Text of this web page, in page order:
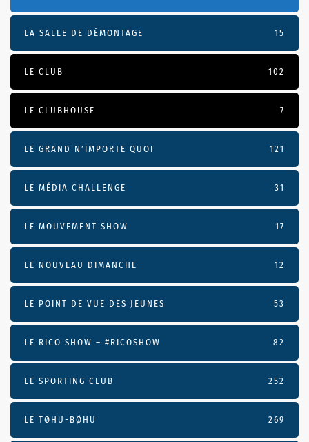
LA SALLE DE DÉMONTAGE 15
LE CLUB 102
LE CLUBHOUSE 7
LE GRAND N’IMPORTE QUOI 121
LE MÉDIA CHALLENGE 31
LE MOUVEMENT SHOW 17
LE NOUVEAU DIMANCHE 12
LE POINT DE VUE DES JEUNES 53
LE RICO SHOW – #RICOSHOW 82
LE SPORTING CLUB 252
LE TØHU-BØHU 269